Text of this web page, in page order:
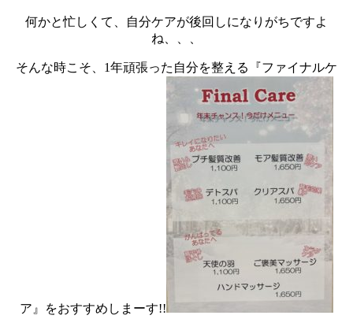
何かと忙しくて、自分ケアが後回しになりがちですよ
ね、、、
そんな時こそ、1年頑張った自分を整える『ファイナルケ
ア』をおすすめしまーす!!